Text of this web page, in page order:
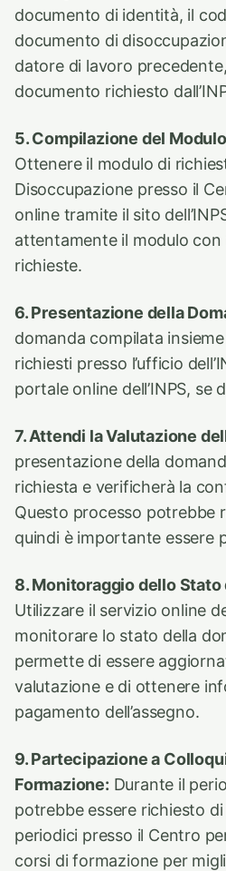
documento di identità, il
documento di
datore di lavoro
documento richiesto
5. Compilazione del
Ottenere il modulo di
Disoccupazione presso il
online tramite il sito
attentamente il modulo
richieste.
6. Presentazione della
domanda compilata
richiesti presso l’ufficio
portale online dell’INPS, se
7. Attendi la Valutazione
presentazione della
richiesta e verificherà la
Questo processo potrebbe
quindi è importante essere
8. Monitoraggio dello Stato
Utilizzare il servizio online
monitorare lo stato della
permette di essere
valutazione e di ottenere
pagamento dell’assegno.
9. Partecipazione a
Formazione: Durante il
potrebbe essere richiesto
periodici presso il Centro
corsi di formazione per